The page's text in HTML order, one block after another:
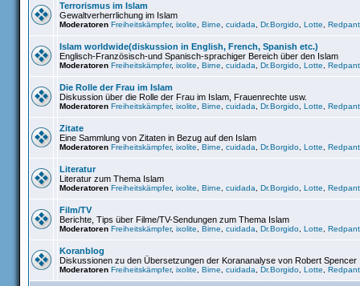
Terrorismus im Islam
Gewaltverherrlichung im Islam
Moderatoren Freiheitskämpfer, ixolite Birne cuidada Dr.Borgido Lotte
Islam worldwide(diskussion in English, French, Spanish etc.)
Englisch-Französisch-und Spanisch-sprachiger Bereich über den Islam
Moderatoren Freiheitskämpfer, ixolite Birne cuidada Dr.Borgido Lotte
Die Rolle der Frau im Islam
Diskussion über die Rolle der Frau im Islam, Frauenrechte usw.
Moderatoren Freiheitskämpfer, ixolite Birne cuidada Dr.Borgido Lotte
Zitate
Eine Sammlung von Zitaten in Bezug auf den Islam
Moderatoren Freiheitskämpfer, ixolite Birne cuidada Dr.Borgido Lotte
Literatur
Literatur zum Thema Islam
Moderatoren Freiheitskämpfer, ixolite Birne cuidada Dr.Borgido Lotte
Film/TV
Berichte, Tips über Filme/TV-Sendungen zum Thema Islam
Moderatoren Freiheitskämpfer, ixolite Birne cuidada Dr.Borgido Lotte
Koranblog
Diskussionen zu den Übersetzungen der Korananalyse von Robert Spencer
Moderatoren Freiheitskämpfer, ixolite Birne cuidada Dr.Borgido Lotte